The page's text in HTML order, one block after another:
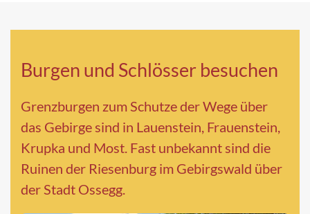
Burgen und Schlösser besuchen
Grenzburgen zum Schutze der Wege über
das Gebirge sind in Lauenstein, Frauenstein,
Krupka und Most. Fast unbekannt sind die
Ruinen der Riesenburg im Gebirgswald über
der Stadt Ossegg.